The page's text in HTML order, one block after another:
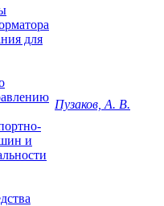
для
и
Пузаков, А. В.